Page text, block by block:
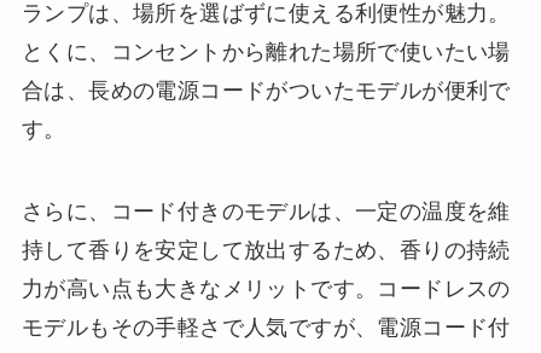
ランプは、場所を選ばずに使える利便性が魅力。
とくに、コンセントから離れた場所で使いたい場
合は、長めの電源コードがついたモデルが便利で
す。
さらに、コード付きのモデルは、一定の温度を維
持して香りを安定して放出するため、香りの持続
力が高い点も大きなメリットです。コードレスの
モデルもその手軽さで人気ですが、電源コード付